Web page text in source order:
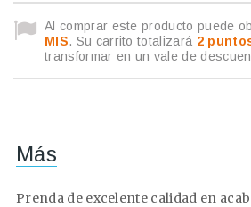
Al comprar este producto puede
MIS. Su carrito totalizará 2
transformar en un vale de
Más
Prenda de excelente calidad en